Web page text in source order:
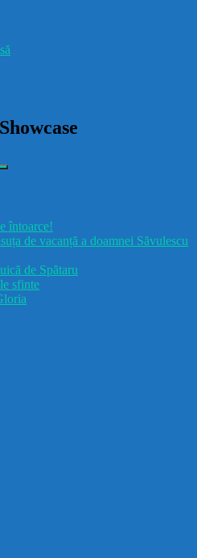
întoarce!
de vacanță a doamnei Săvulescu
de Spătaru
sfinte